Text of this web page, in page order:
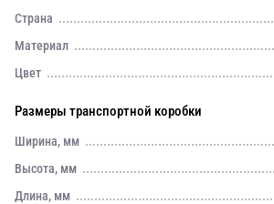
Страна
Материал
Цвет
Размеры транспортной коробки
Ширина, мм
Высота, мм
Длина, мм